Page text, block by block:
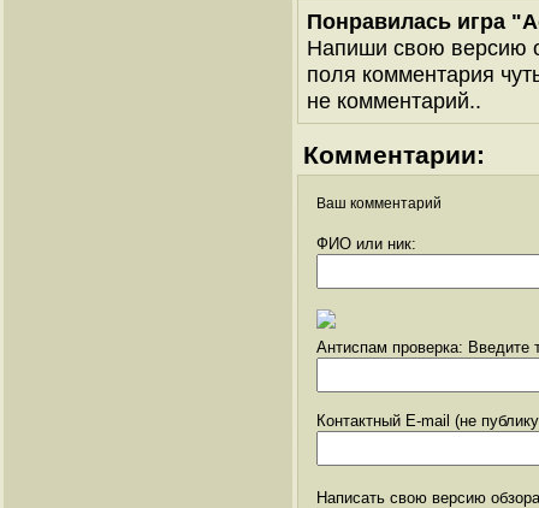
Понравилась игра
Напиши свою версию
поля комментария
не комментарий..
Комментарии:
Ваш комментарий
ФИО или ник:
Антиспам проверка: Введите
Контактный E-mail (не
Написать свою версию